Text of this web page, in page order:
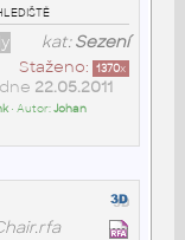
kat:Sezení
Staženo: 1370x
22.05.2011
• Autor:Johan